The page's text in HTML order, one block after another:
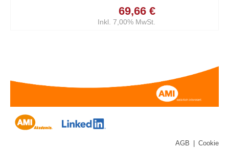
69,66 €
Inkl. 7,00% MwSt.
AGB
Cookie